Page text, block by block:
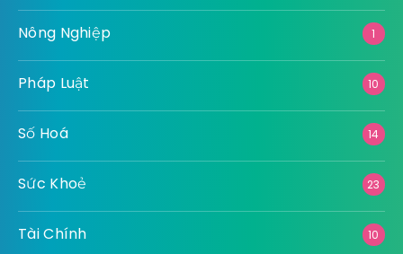
Nông Nghiệp 1
Pháp Luật 10
Số Hoá 14
Sức Khoẻ 23
Tài Chính 10